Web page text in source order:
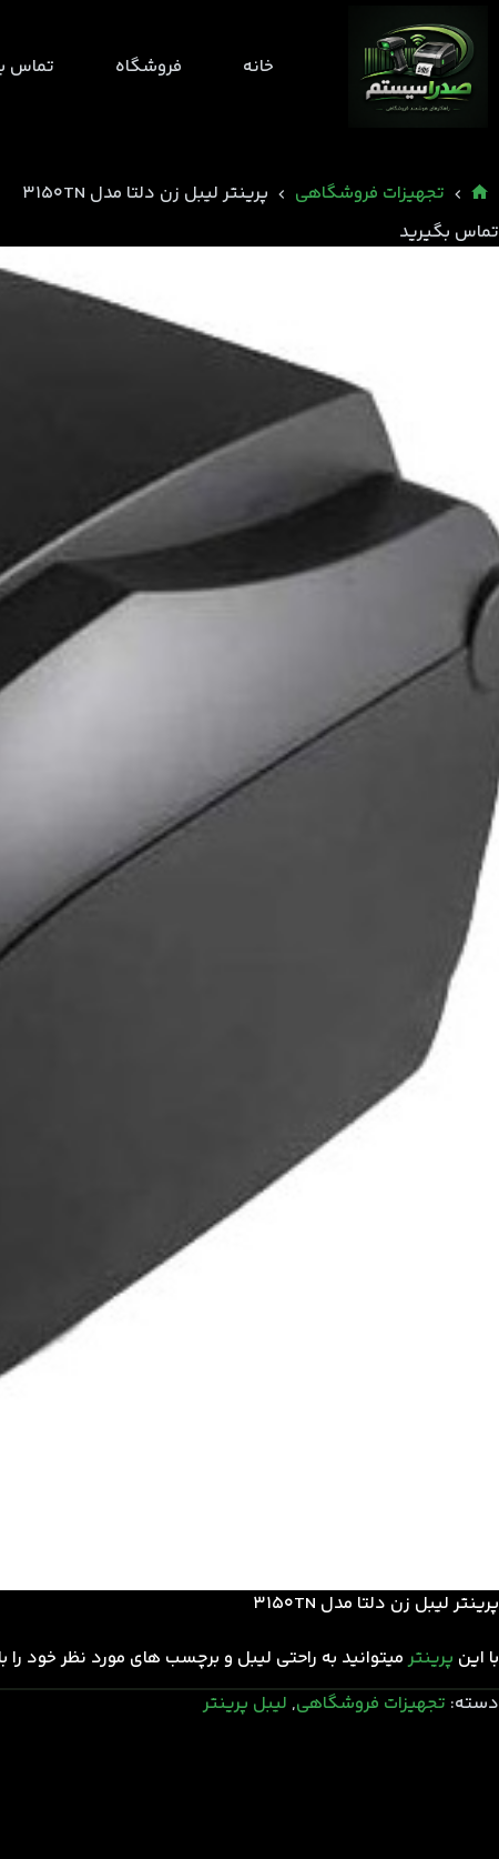
محتوا
خانه فروشگاه تماس
تجهیزات فروشگاهی
پرینتر لیبل زن دلتا مدل 3150TN
تماس بگیرید
پرینتر لیبل زن دلتا مدل 3150TN
با این پرینترمیتوانید به راحتی لیبل و برچسب های مورد نظر خود
دسته: تجهیزات فروشگاهی, لیبل پرینتر